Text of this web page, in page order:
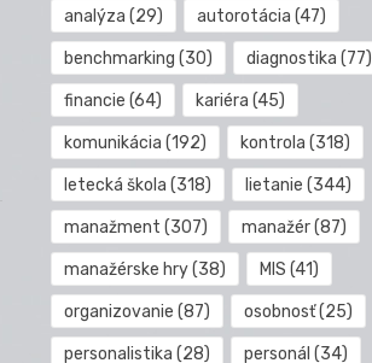
analýza (29) autorotácia (47)
benchmarking (30) diagnostika (77)
financie (64) kariéra (45)
komunikácia (192) kontrola (318)
letecká škola (318) lietanie (344)
manažment (307) manažér(87)
manažérske hry(38) MIS (41)
organizovanie (87) osobnosť(25)
personalistika (28) personál (34)